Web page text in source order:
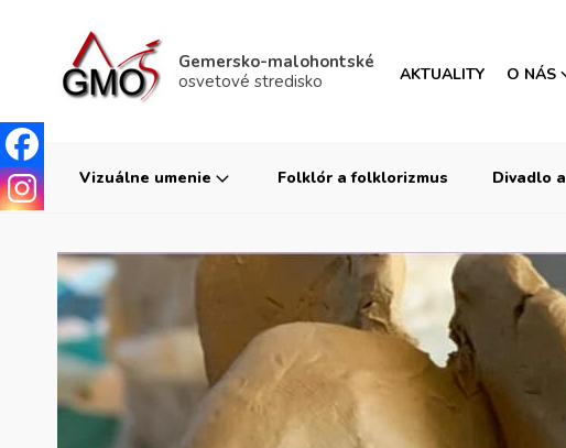
Gemersko-malohontské
osvetové stredisko
AKTUALITY O NÁS
Vizuálne umenie Folklór a folklorizmus Divadlo